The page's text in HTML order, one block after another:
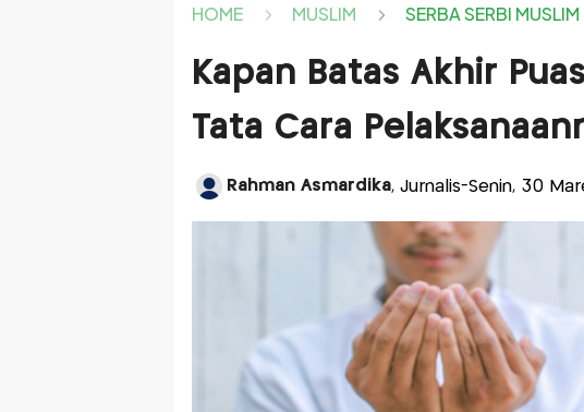
HOME MUSLIM SERBA SERBI MUSLIM
Kapan Batas Akhir
Tata Cara
Rahman Asmardika, Jurnalis-Senin, 30